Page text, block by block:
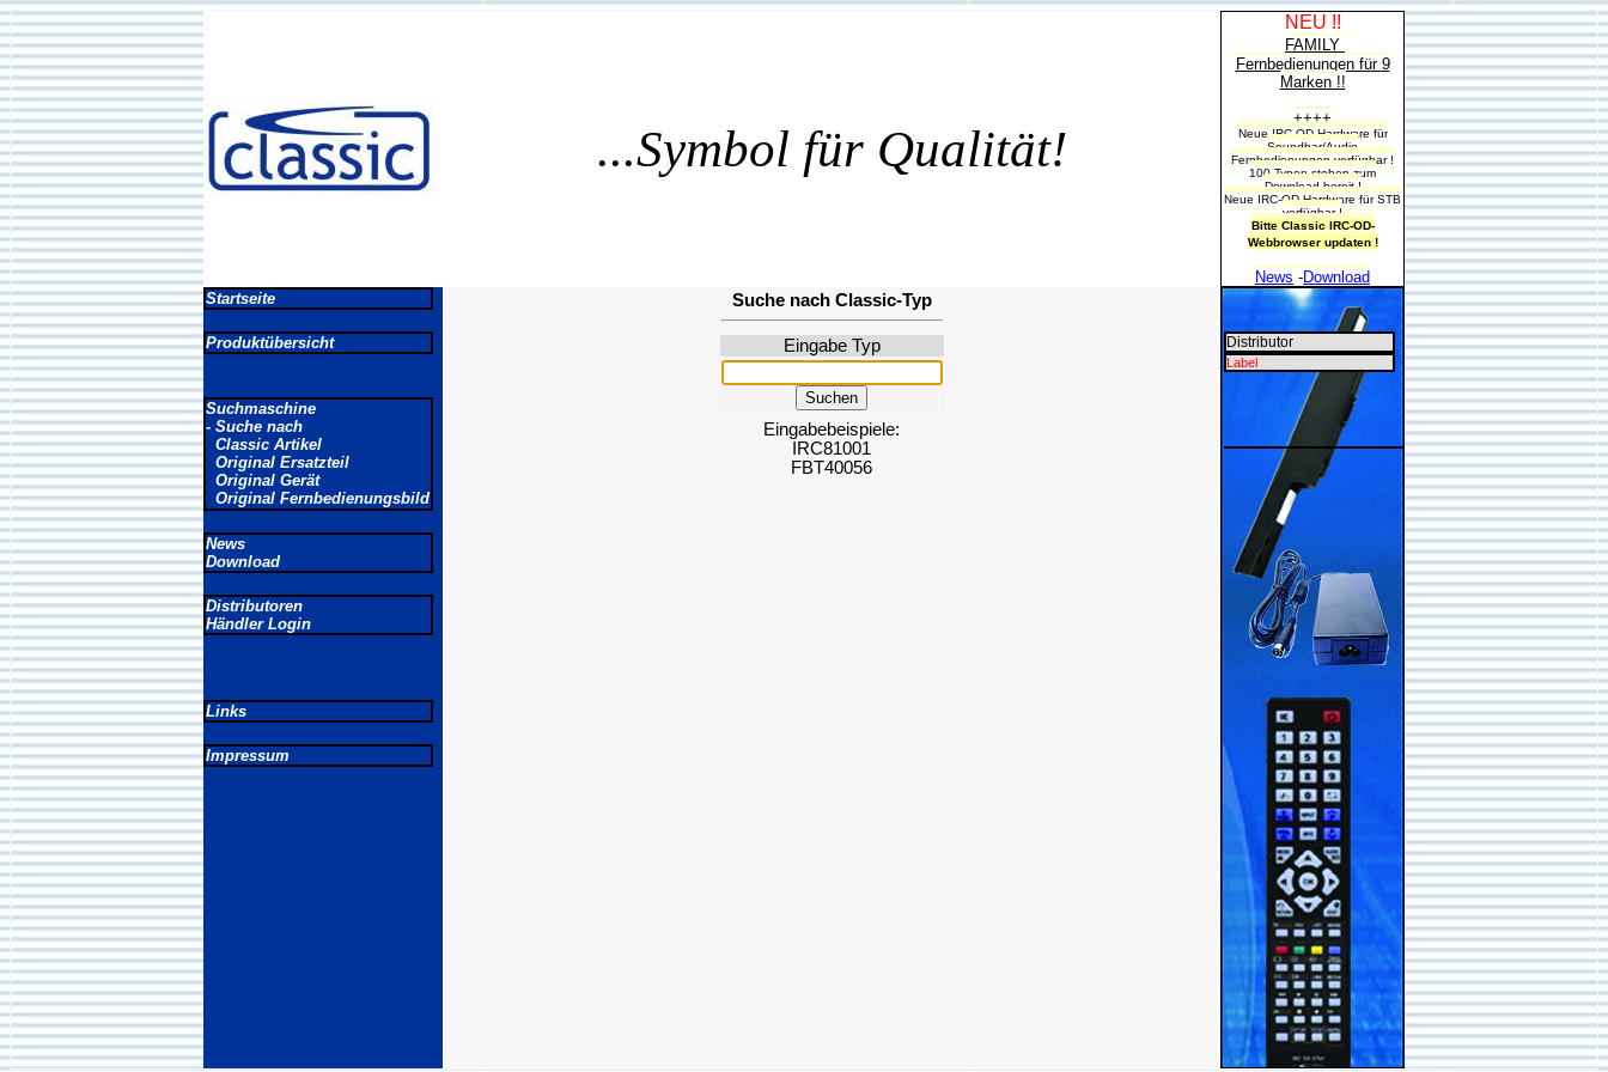
...Symbol für Qualität!
NEU !!
FAMILY
Fernbedienungen für 9
Marken !!
++++
Neue IRC-OD-Hardware für
Soundbar/Audio
Fernbedienungen verfügbar !
100 Typen stehen zum
Download bereit !
Neue IRC-OD-Hardware für STB
verfügbar !
Bitte Classic IRC-OD-
Webbrowser updaten !
News -Download
Startseite
Produktübersicht
Suchmaschine
- Suche nach
Classic Artikel
Original Ersatzteil
Original Gerät
Original Fernbedienungsbild
News
Download
Distributoren
Händler Login
Links
Impressum
Suche nach Classic-Typ
Eingabe Typ
Eingabebeispiele:
IRC81001
FBT40056
Distributor
Label